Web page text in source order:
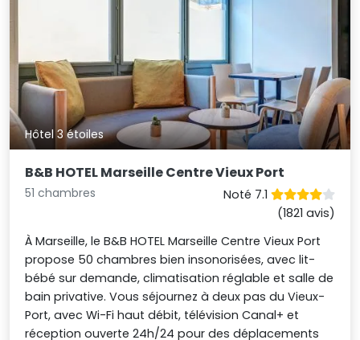
Hôtel 3 étoiles
B&B HOTEL Marseille Centre Vieux Port
51 chambres
Noté 7.1
(1821 avis)
À Marseille, le B&B HOTEL Marseille Centre Vieux Port
propose 50 chambres bien insonorisées, avec lit-
bébé sur demande, climatisation réglable et salle de
bain privative. Vous séjournez à deux pas du Vieux-
Port, avec Wi-Fi haut débit, télévision Canal+ et
réception ouverte 24h/24 pour des déplacements